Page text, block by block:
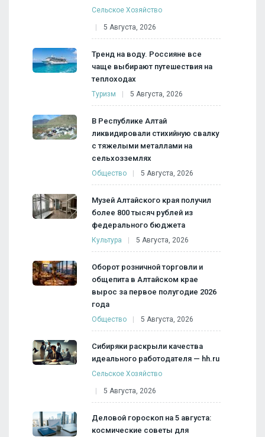
Сельское Хозяйство
5 Августа, 2026
Тренд на воду. Россияне все
чаще выбирают путешествия на
теплоходах
Туризм 5 Августа, 2026
В Республике Алтай
ликвидировали стихийную свалку
с тяжелыми металлами на
сельхозземлях
Общество 5 Августа, 2026
Музей Алтайского края получил
более 800 тысяч рублей из
федерального бюджета
Культура 5 Августа, 2026
Оборот розничной торговли и
общепита в Алтайском крае
вырос за первое полугодие 2026
года
Общество 5 Августа, 2026
Сибиряки раскрыли качества
идеального работодателя — hh.ru
Сельское Хозяйство
5 Августа, 2026
Деловой гороскоп на 5 августа:
космические советы для